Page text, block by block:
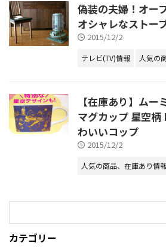
偽装の夫婦！オー
オシャレなストー
2015/12/2
テレビ(TV)情報 人気の
【在庫あり】ムー
マグカップ 星空柄
わいいコップ
2015/12/2
人気の商品、在庫あり情
カテゴリー